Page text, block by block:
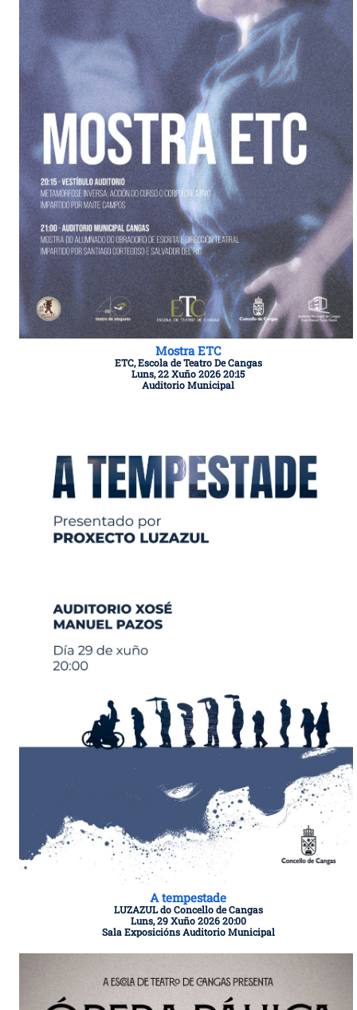
Mostra ETC
ETC, Escola de Teatro De Cangas
Luns, 22 Xuño 2026 20:15
Auditorio Municipal
A tempestade
LUZAZUL do Concello de Cangas
Luns, 29 Xuño 2026 20:00
Sala Exposicións Auditorio Municipal